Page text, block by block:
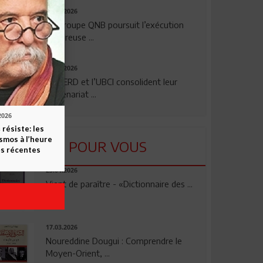
29.07.2026
Le Groupe QNB poursuit l’exécution
rigoureuse ...
24.07.2026
La BERD et l’UBCI consolident leur
partenariat ...
LU POUR VOUS
23.04.2026
Vient de paraître - «Dictionnaire des ...
17.03.2026
Noureddine Dougui : Comprendre le
Moyen-Orient, ...
résiste: les
à l’heure
récentes